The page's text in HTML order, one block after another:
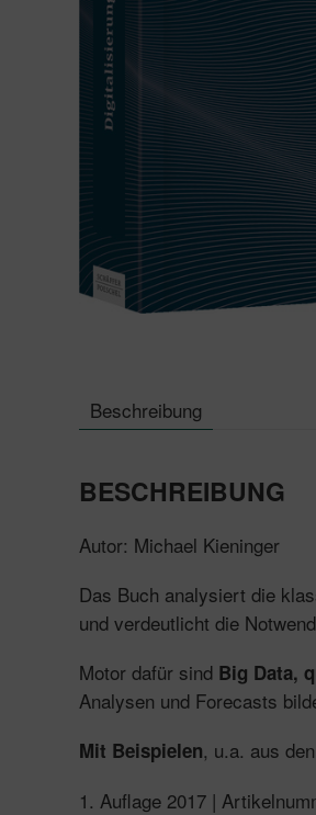
Beschreibung
BESCHREIBUNG
Autor: Michael Kieninger
Das Buch analysiert die
und verdeutlicht die
Motor dafür sind Big Data,
Analysen und Forecasts
Mit Beispielen, u.a. aus
1. Auflage 2017 |